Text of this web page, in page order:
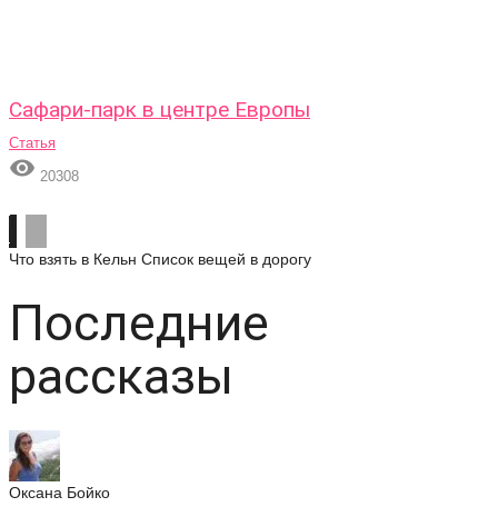
Сафари-парк в центре Европы
Статья
 20308
Что взять в Кельн Список вещей в дорогу
Последние
рассказы
Оксана Бойко